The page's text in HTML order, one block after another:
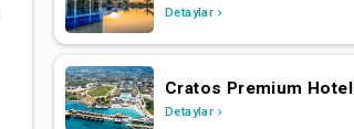
Detaylar
Cratos Premium Hotel
Detaylar